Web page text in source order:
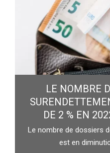
LE NOMBRE
DE 2 % EN
Le nombre de dossiers
est en